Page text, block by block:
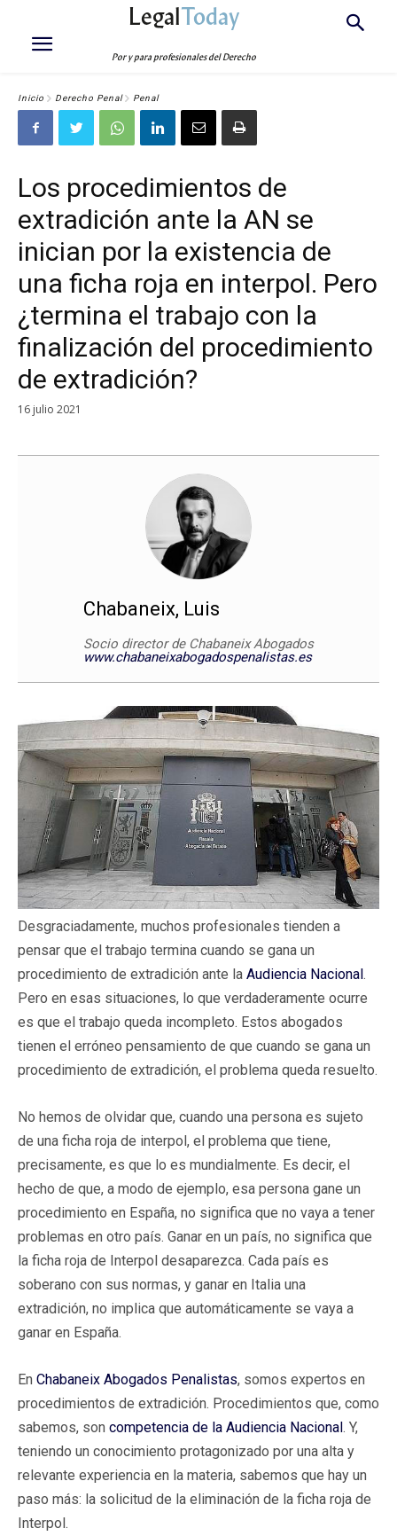
LegalToday
Por y para profesionales del Derecho
Inicio Derecho Penal Penal
Los procedimientos de
extradición ante la AN se
inician por la existencia de
una ficha roja en interpol. Pero
¿termina el trabajo con la
finalización del procedimiento
de extradición?
16 julio 2021
Chabaneix, Luis
Socio director de Chabaneix Abogados
www.chabaneixabogadospenalistas.es
Desgraciadamente, muchos profesionales tienden a
pensar que el trabajo termina cuando se gana un
procedimiento de extradición ante la Audiencia Nacional .
Pero en esas situaciones, lo que verdaderamente ocurre
es que el trabajo queda incompleto. Estos abogados
tienen el erróneo pensamiento de que cuando se gana un
procedimiento de extradición, el problema queda resuelto.
No hemos de olvidar que, cuando una persona es sujeto
de una ficha roja de interpol, el problema que tiene,
precisamente, es que lo es mundialmente. Es decir, el
hecho de que, a modo de ejemplo, esa persona gane un
procedimiento en España, no significa que no vaya a tener
problemas en otro país. Ganar en un país, no significa que
la ficha roja de Interpol desaparezca. Cada país es
soberano con sus normas, y ganar en Italia una
extradición, no implica que automáticamente se vaya a
ganar en España.
En Chabaneix Abogados Penalistas, somos expertos en
procedimientos de extradición. Procedimientos que, como
sabemos, son competencia de la Audiencia Nacional . Y,
teniendo un conocimiento protagonizado por una alta y
relevante experiencia en la materia, sabemos que hay un
paso más: la solicitud de la eliminación de la ficha roja de
Interpol.